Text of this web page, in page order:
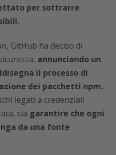
per sottrarre
GitHub ha deciso di
annunciando un
il processo di
dei pacchetti npm.
legati a credenziali
sia garantire che ogni
da una fonte